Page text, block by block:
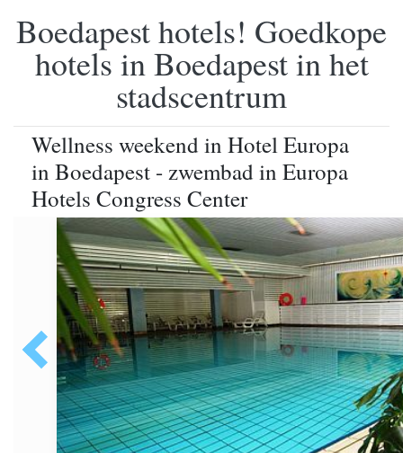
Boedapest hotels! Goedkope
hotels in Boedapest in het
stadscentrum
Wellness weekend in Hotel Europa
in Boedapest - zwembad in Europa
Hotels Congress Center